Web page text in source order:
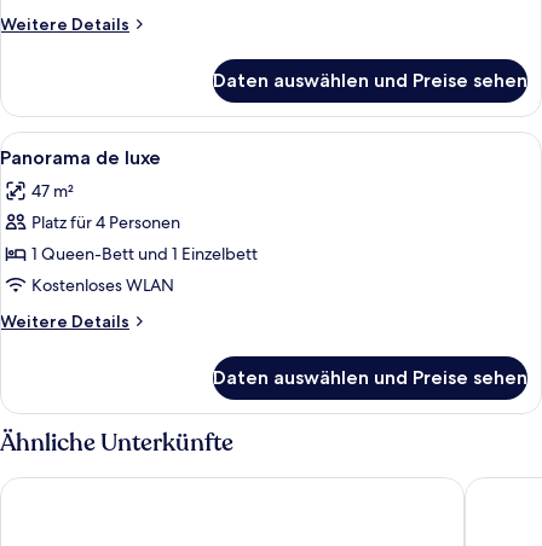
Weitere Details
Weitere
Daten auswählen und Preise sehen
Alle
Fotos
für
Panorama
de
luxe
anzeigen
Ein modernes Hotelzimmer mit
1
Panorama de luxe
47 m²
Platz für 4 Personen
1 Queen-Bett und 1 Einzelbett
Kostenloses WLAN
Weitere Details
Weitere
de
luxe
Daten auswählen und Preise sehen
Ähnliche Unterkünfte
Revier Boutique Hotel Kaprun